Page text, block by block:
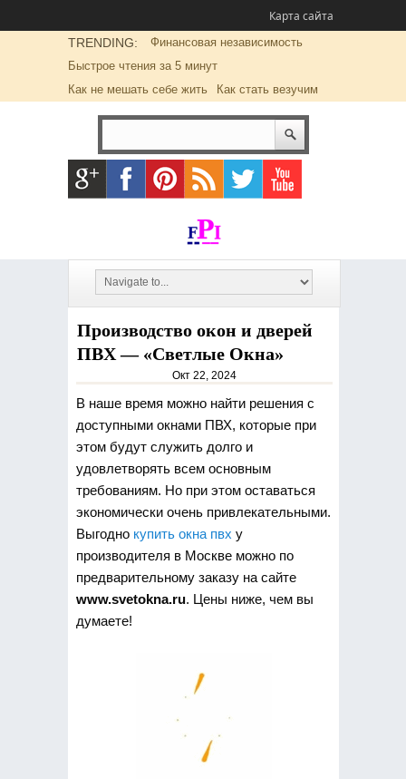
Карта сайта
TRENDING:
Финансовая независимость
Быстрое чтения за 5 минут
Как не мешать себе жить
Как стать везучим
Производство окон и дверей
ПВХ — «Светлые Окна»
Окт 22, 2024
В наше время можно найти решения с
доступными окнами ПВХ, которые при
этом будут служить долго и
удовлетворять всем основным
требованиям. Но при этом оставаться
экономически очень привлекательными.
Выгодно купить окна пвх у
производителя в Москве можно по
предварительному заказу на сайте
www.svetokna.ru. Цены ниже, чем вы
думаете!